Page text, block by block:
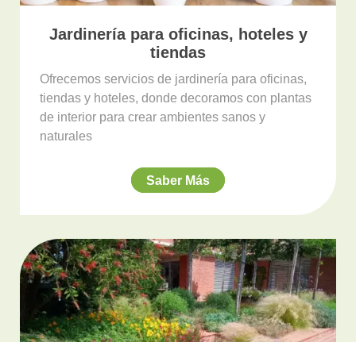
Jardinería para oficinas, hoteles y
tiendas
Ofrecemos servicios de jardinería para oficinas,
tiendas y hoteles, donde decoramos con plantas
de interior para crear ambientes sanos y
naturales
Saber Más